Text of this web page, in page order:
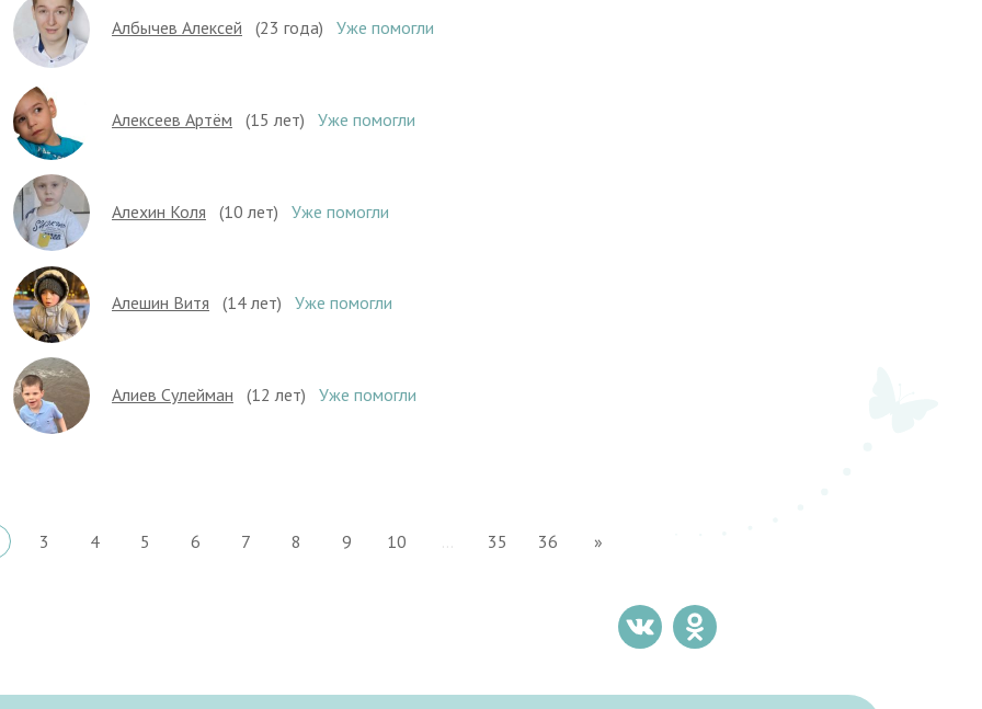
Албычев Алексей (23 года) Уже помогли
Алексеев Артём (15 лет) Уже помогли
Алехин Коля (10 лет) Уже помогли
Алешин Витя (14 лет) Уже помогли
Алиев Сулейман (12 лет) Уже помогли
3 4 5 6 7 8 9 10 35 36 »